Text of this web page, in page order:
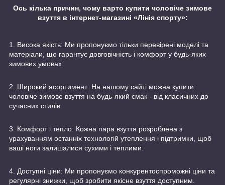
Ось кілька причин, чому варто купити чоловіче зимове
взуття в інтернет-магазині «Лінія спорту»:
1. Висока якість: Ми пропонуємо тільки перевірені моделі та
матеріали, що гарантує довговічність і комфорт у будь-яких
зимових умовах.
2. Широкий асортимент: На нашому сайті можна купити
чоловіче зимове взуття на будь-який смак - від класичних до
сучасних стилів.
3. Комфорт і тепло: Кожна пара взуття розроблена з
урахуванням останніх технологій утеплення і підтримки, щоб
ваші ноги залишалися сухими і теплими.
4. Доступні ціни: Ми пропонуємо конкурентоспроможні ціни та
регулярні знижки, щоб зробити якісне взуття доступним.